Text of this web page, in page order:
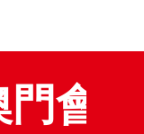
展通